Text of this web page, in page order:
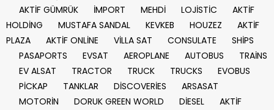
AKTİF GÜMRÜK
İMPORT MEHDİ LOJİSTİC
AKTİF
HOLDİNG
MUSTAFA SANDAL KEVKEB HOUZEZ
AKTİF
PLAZA
AKTİF ONLİNE VİLLA SAT CONSULATE
SHİPS
PASAPORTS
EVSAT AEROPLANE AUTOBUS
TRAİNS
EV ALSAT
TRACTOR TRUCK TRUCKS
EVOBUS
PİCKAP
TANKLAR DİSCOVERİES
ARSASAT
MOTORİN
DORUK GREEN WORLD DİESEL
AKTİF